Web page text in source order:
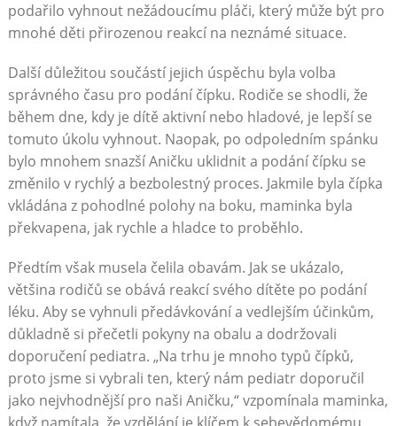
podařilo vyhnout nežádoucímu pláči, který může být pro
mnohé děti přirozenou reakcí na neznámé situace.
Další důležitou součástí jejich úspěchu byla volba
správného času pro podání čípku. Rodiče se shodli, že
během dne, kdy je dítě aktivní nebo hladové, je lepší se
tomuto úkolu vyhnout. Naopak, po odpoledním spánku
bylo mnohem snazší Aničku uklidnit a podání čípku se
změnilo v rychlý a bezbolestný proces. Jakmile byla čípka
vkládána z pohodlné polohy na boku, maminka byla
překvapena, jak rychle a hladce to proběhlo.
Předtím však musela čelila obavám. Jak se ukázalo,
většina rodičů se obává reakcí svého dítěte po podání
léku. Aby se vyhnuli předávkování a vedlejším účinkům,
důkladně si přečetli pokyny na obalu a dodržovali
doporučení pediatra. „Na trhu je mnoho typů čípků,
proto jsme si vybrali ten, který nám pediatr doporučil
jako nejvhodnější pro naši Aničku,“ vzpomínala maminka,